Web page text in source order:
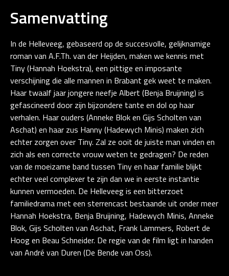
Samenvatting
In de Helleveeg, gebaseerd op de succesvolle, gelijknamige
roman van A.F.Th. van der Heijden, maken we kennis met
Tiny (Hannah Hoekstra), een pittige en imposante
verschijning die alle mannen in Brabant gek weet te maken.
Haar twaalf jaar jongere neefje Albert (Benja Bruijning) is
gefascineerd door zijn bijzondere tante en dol op haar
verhalen. Haar ouders (Anneke Blok en Gijs Scholten van
Aschat) en haar zus Hanny (Hadewych Minis) maken zich
echter zorgen over Tiny. Zal ze ooit de juiste man vinden en
zich als een correcte vrouw weten te gedragen? De reden
van de moeizame band tussen Tiny en haar familie blijkt
echter veel complexer te zijn dan we in eerste instantie
kunnen vermoeden. De Helleveeg is een bitterzoet
familiedrama met een sterrencast bestaande uit onder meer
Hannah Hoekstra, Benja Bruijning, Hadewych Minis, Anneke
Blok, Gijs Scholten van Aschat, Frank Lammers, Robert de
Hoog en Beau Schneider. De regie van de film ligt in handen
van André van Duren (De Bende van Oss).